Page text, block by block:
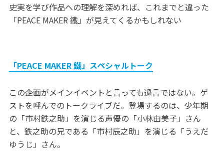
史実を学び作品への理解を深めれば、これまでと違った
「PEACE MAKER 鐵」が見えてくるかもしれない
「PEACE MAKER 鐵」スペシャルトーク
この企画がメインイベントと言っても過言ではない。ゲ
ストを呼んでのトークライブだ。登場するのは、少年期
の「市村鉄之助」を演じる声優の「小林由美子」さん
と、鉄之助の兄である「市村辰之助」を演じる「うえだ
ゆうじ」さん。